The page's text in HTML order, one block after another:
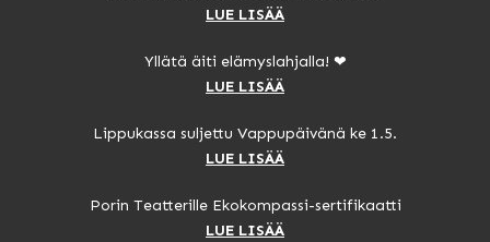
LUE LISÄÄ
Yllätä äiti elämyslahjalla! ❤
LUE LISÄÄ
Lippukassa suljettu Vappupäivänä ke 1.5.
LUE LISÄÄ
Porin Teatterille Ekokompassi-sertifikaatti
LUE LISÄÄ